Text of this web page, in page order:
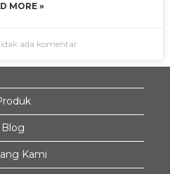
MORE »
ada komentar
Blog
Kami